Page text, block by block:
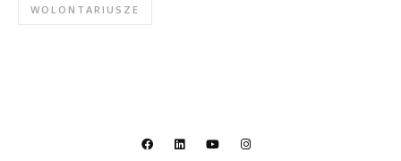
WOLONTARIUSZE